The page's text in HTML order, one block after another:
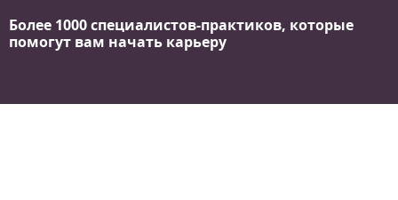
Более 1000 специалистов-практиков, которые
помогут вам начать карьеру